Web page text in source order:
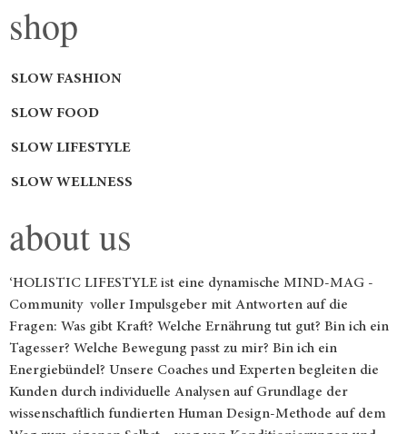
shop
SLOW FASHION
SLOW FOOD
SLOW LIFESTYLE
SLOW WELLNESS
about us
‘HOLISTIC LIFESTYLE ist eine dynamische MIND-MAG -
Community voller Impulsgeber mit Antworten auf die
Fragen: Was gibt Kraft? Welche Ernährung tut gut? Bin ich ein
Tagesser? Welche Bewegung passt zu mir? Bin ich ein
Energiebündel? Unsere Coaches und Experten begleiten die
Kunden durch individuelle Analysen auf Grundlage der
wissenschaftlich fundierten Human Design-Methode auf dem